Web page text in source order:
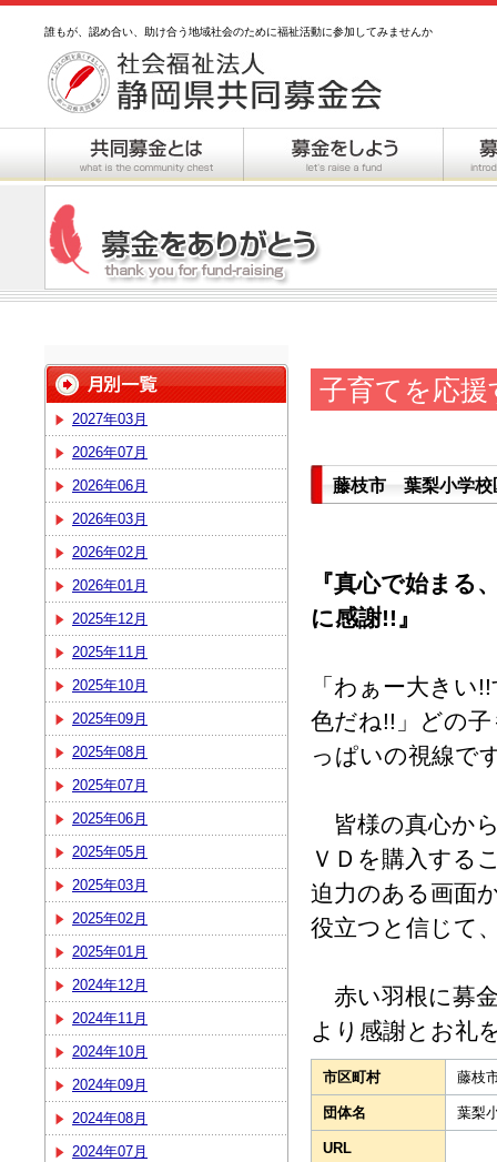
誰もが、認め合い、助け合う地域社会のために福祉活動に参加してみませんか
2027年03月
2026年07月
2026年06月
2026年03月
2026年02月
2026年01月
2025年12月
2025年11月
2025年10月
2025年09月
2025年08月
2025年07月
2025年06月
2025年05月
2025年03月
2025年02月
2025年01月
2024年12月
2024年11月
2024年10月
2024年09月
2024年08月
2024年07月
子育てを応
藤枝市 葉梨小学校
『真心で始まる
に感謝!!』
「わぁー大きい
色だね!!」どの
っぱいの視線で
皆様の真心か
ＶＤを購入する
迫力のある画面
役立つと信じて
赤い羽根に募
より感謝とお礼
市区町村 藤枝
団体名 葉梨
URL